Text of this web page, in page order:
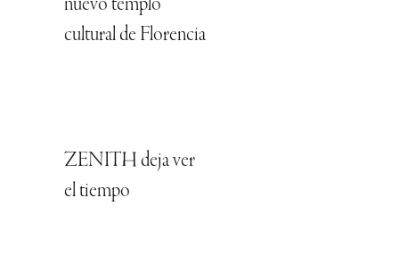
nuevo templo
cultural de Florencia
ZENITH deja ver
el tiempo